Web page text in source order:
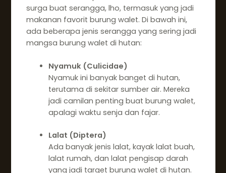
surga buat serangga, lho, termasuk yang jadi
makanan favorit burung walet. Di bawah ini,
ada beberapa jenis serangga yang sering jadi
mangsa burung walet di hutan:
Nyamuk (Culicidae)
Nyamuk ini banyak banget di hutan,
terutama di sekitar sumber air. Mereka
jadi camilan penting buat burung walet,
apalagi waktu senja dan fajar.
Lalat (Diptera)
Ada banyak jenis lalat, kayak lalat buah,
lalat rumah, dan lalat pengisap darah
yang jadi target burung walet di hutan.